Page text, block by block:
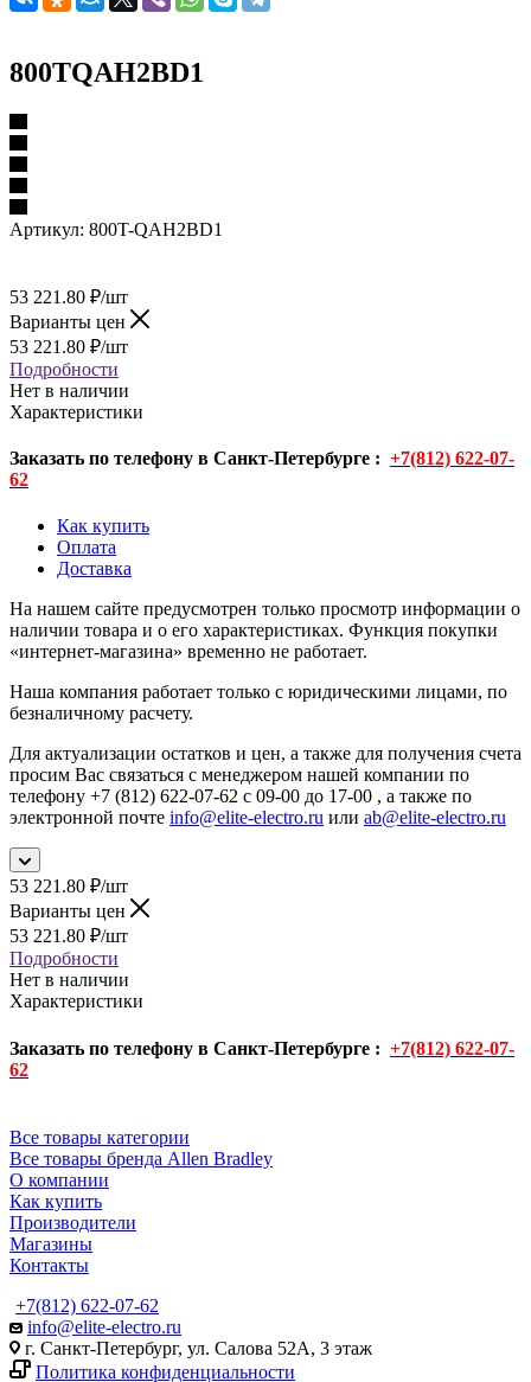
800TQAH2BD1
Артикул: 800T-QAH2BD1
53 221.80 ₽/шт
Варианты цен
53 221.80 ₽/шт
Подробности
Нет в наличии
Характеристики
Заказать по телефону в Санкт-Петербурге : +7(812) 622-07-
62
Как купить
Оплата
Доставка
На нашем сайте предусмотрен только просмотр информации о
наличии товара и о его характеристиках. Функция покупки
«интернет-магазина» временно не работает.
Наша компания работает только с юридическими лицами, по
безналичному расчету.
Для актуализации остатков и цен, а также для получения счета
просим Вас связаться с менеджером нашей компании по
телефону +7 (812) 622-07-62 с 09-00 до 17-00 , а также по
электронной почте info@elite-electro.ru или ab@elite-electro.ru
53 221.80 ₽/шт
Варианты цен
53 221.80 ₽/шт
Подробности
Нет в наличии
Характеристики
Заказать по телефону в Санкт-Петербурге : +7(812) 622-07-
62
Все товары категории
Все товары бренда Allen Bradley
О компании
Как купить
Производители
Магазины
Контакты
+7(812) 622-07-62
info@elite-electro.ru
г. Санкт-Петербург, ул. Салова 52А, 3 этаж
Политика конфиденциальности